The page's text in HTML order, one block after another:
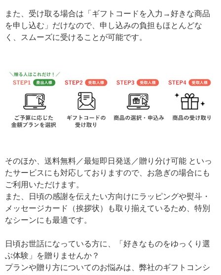
また、受け取る場合は「ギフトコードを入力→好きな商品
を申し込む」だけなので、申し込みの負担もほとんどな
く、スムーズに受けることが可能です。
そのほか、送料無料／最短即日発送／贈り分け可能 といっ
たサービスにも対応しておりますので、お急ぎの場合にも
ご利用いただけます。
また、日頃の感謝を伝えたい方向けにラッピングや熨斗・
メッセージカード（挨拶状）も取り揃えているため、特別
なシーンにも最適です。
日頃お世話になっている方に、「好きなものをゆっくり選
ぶ体験」を贈りませんか？
プランや贈り方についてのお悩みは、弊社のギフトコンシ